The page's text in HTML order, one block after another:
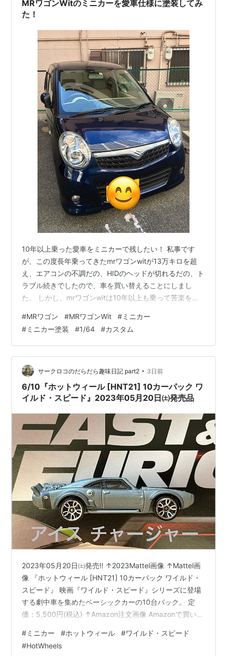
MRワゴンWitのミニカーを愛車仕様に塗装してみ
た！
10年以上乗った愛車をミニカーで残したい！ 私事です
が、この度長年乗ってきたmrワゴンwitが13万キロを超
え、エアコンの不調だの、HIDのヘッドが切れるだの、ト
ラブル続きでしたので、車を買い替えることにしまし
た。 しかし、mrワゴンwitは10年以上も乗って苦楽を共
ニカーを部屋に飾りたいと思いました。しかし、mrワゴ
ンwitのミニカーは売っているものの、私の車の色はな
く、ならば塗り直してみよう、と思い立ったのでありま
す。 ※愛車の購入当時。ミニクーパーが好きなこともあ
り、このヘッドライトとフォルムに一目惚れしましま。
いやー色を塗り替えるだけ…
#MRワゴン #MRワゴンWit #ミニカー
#ミニカー塗装 #1/64 #カスタム
サークロコのだらだら趣味日記 part2 • 3日前
6/10『ホットウィール [HNT21] 10カーパック ワ
イルド・スピード』2023年05月20日㈯発売品
2023年05月20日㈯発売‼️ ↑2023Mattel画像 ↑Mattel画
像 『ホットウィール [HNT21] 10カーパック ワイルド・
スピード』 映画『ワイルド・スピード』シリーズに登場
する劇中車を集めたベーシックカーの10台パック。 定
価：5,500円(税込) ↑Amazon注文画像 Amazonで買いま
【車種】日産 スカイライン GT-R ［BNR32］（限
定）’68 ダッジ チャージャー（限定）’95 三菱エクリプ
#ミニカー #ホットウィール #ワイルド・スピード
#HotWheels